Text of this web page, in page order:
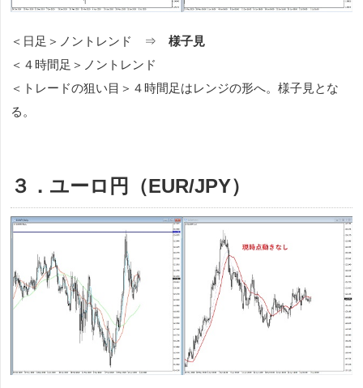
＜日足＞ノントレンド ⇒ 様子見
＜４時間足＞ノントレンド
＜トレードの狙い目＞４時間足はレンジの形へ。様子見とな
る。
３．ユーロ円（EUR/JPY）